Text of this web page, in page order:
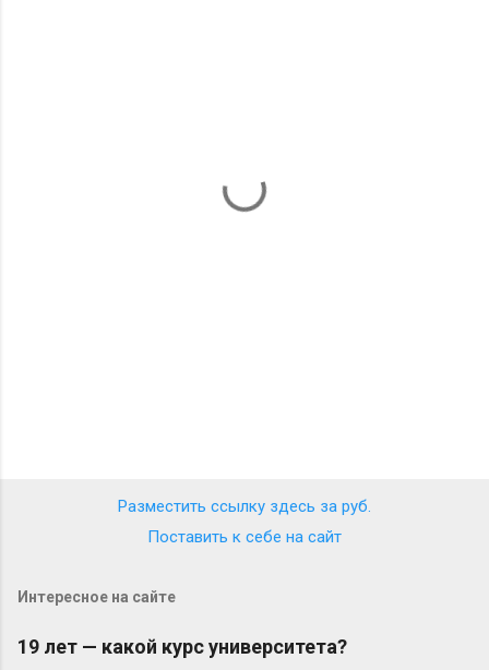
Разместить ссылку здесь за руб.
Поставить к себе на сайт
Интересное на сайте
19 лет — какой курс университета?